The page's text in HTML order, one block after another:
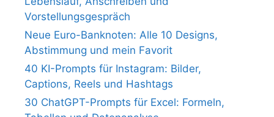
Vorstellungsgespräch
Neue Euro-Banknoten: Alle 10 Designs,
Abstimmung und mein Favorit
40 KI-Prompts für Instagram: Bilder,
Captions, Reels und Hashtags
30 ChatGPT-Prompts für Excel: Formeln,